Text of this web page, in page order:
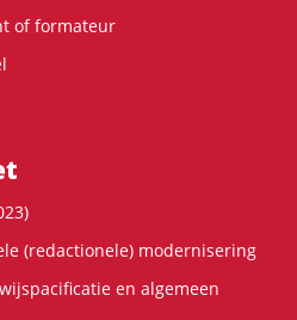
of formateur
(redactionele) modernisering
en algemeen